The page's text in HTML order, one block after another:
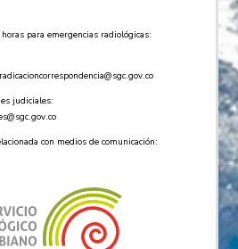
para emergencias radiológicas:
radicacioncorrespondencia@sgc.gov.co
judiciales:
con medios de comunicación: